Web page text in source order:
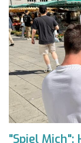
"Spiel